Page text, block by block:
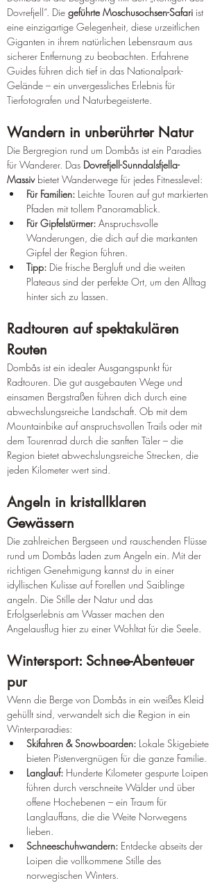
Dovrefjell“. Die geführte Moschusochsen-Safari ist
eine einzigartige Gelegenheit, diese urzeitlichen
Giganten in ihrem natürlichen Lebensraum aus
sicherer Entfernung zu beobachten. Erfahrene
Guides führen dich tief in das Nationalpark-
Gelände – ein unvergessliches Erlebnis für
Tierfotografen und Naturbegeisterte.
Wandern in unberührter Natur
Die Bergregion rund um Dombås ist ein Paradies
für Wanderer. Das Dovrefjell-Sunndalsfjella-
Massiv bietet Wanderwege für jedes Fitnesslevel:
Für Familien: Leichte Touren auf gut markierten
Pfaden mit tollem Panoramablick.
Für Gipfelstürmer: Anspruchsvolle
Wanderungen, die dich auf die markanten
Gipfel der Region führen.
Tipp: Die frische Bergluft und die weiten
Plateaus sind der perfekte Ort, um den Alltag
hinter sich zu lassen.
Radtouren auf spektakulären
Routen
Dombås ist ein idealer Ausgangspunkt für
Radtouren. Die gut ausgebauten Wege und
einsamen Bergstraßen führen dich durch eine
abwechslungsreiche Landschaft. Ob mit dem
Mountainbike auf anspruchsvollen Trails oder mit
dem Tourenrad durch die sanften Täler – die
Region bietet abwechslungsreiche Strecken, die
jeden Kilometer wert sind.
Angeln in kristallklaren
Gewässern
Die zahlreichen Bergseen und rauschenden Flüsse
rund um Dombås laden zum Angeln ein. Mit der
richtigen Genehmigung kannst du in einer
idyllischen Kulisse auf Forellen und Saiblinge
angeln. Die Stille der Natur und das
Erfolgserlebnis am Wasser machen den
Angelausflug hier zu einer Wohltat für die Seele.
Wintersport: Schnee-Abenteuer
pur
Wenn die Berge von Dombås in ein weißes Kleid
gehüllt sind, verwandelt sich die Region in ein
Winterparadies:
Skifahren & Snowboarden: Lokale Skigebiete
bieten Pistenvergnügen für die ganze Familie.
Langlauf: Hunderte Kilometer gespurte Loipen
führen durch verschneite Wälder und über
offene Hochebenen – ein Traum für
Langlauffans, die die Weite Norwegens
lieben.
Schneeschuhwandern: Entdecke abseits der
Loipen die vollkommene Stille des
norwegischen Winters.